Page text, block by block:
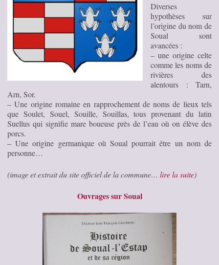
Diverses
hypothèses sur
l’origine du nom de
Soual sont
avancées :
– une origine celte
comme les noms de
rivières des
alentours : Tarn,
Arn, Sor.
– Une origine romaine en rapprochement de noms de lieux tels
que Soulet, Souel, Souille, Souillas, tous provenant du latin
Suellus qui signifie mare boueuse près de l’eau où on élève des
porcs.
– Une origine germanique où Soual pourrait être un nom de
personne…
(image et extrait du site officiel de la commune… lire la suite)
Ouvrages sur Soual